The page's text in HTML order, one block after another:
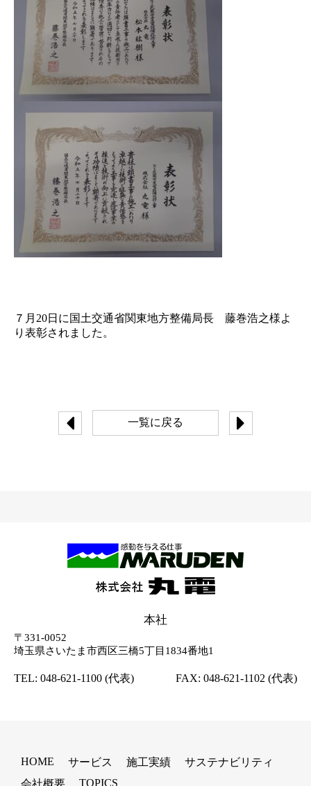
７月20日に国土交通省関東地方整備局長 藤巻浩之様よ
り表彰されました。
一覧に戻る
本社
〒331-0052
埼玉県さいたま市西区三橋5丁目1834番地1
TEL: 048-621-1100 (代表) FAX: 048-621-1102 (代表)
HOME サービス 施工実績
サステナビリティ
会社概要
TOPICS